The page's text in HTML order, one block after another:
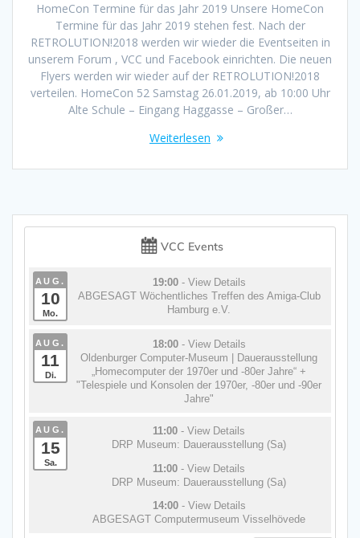
HomeCon Termine für das Jahr 2019 Unsere HomeCon
Termine für das Jahr 2019 stehen fest. Nach der
RETROLUTION!2018 werden wir wieder die Eventseiten in
unserem Forum , VCC und Facebook einrichten. Die neuen
Flyers werden wir wieder auf der RETROLUTION!2018
verteilen. HomeCon 52 Samstag 26.01.2019, ab 10:00 Uhr
Alte Schule – Eingang Haggasse – Großer…
Weiterlesen
VCC Events
AUG.
10
Mo.
19:00 - View Details
ABGESAGT Wöchentliches Treffen des Amiga-Club
Hamburg e.V.
AUG.
11
Di.
18:00 - View Details
Oldenburger Computer-Museum | Dauerausstellung
„Homecomputer der 1970er und -80er Jahre“ +
"Telespiele und Konsolen der 1970er, -80er und -90er
Jahre"
AUG.
15
Sa.
11:00 - View Details
DRP Museum: Dauerausstellung (Sa)
11:00 - View Details
DRP Museum: Dauerausstellung (Sa)
14:00 - View Details
ABGESAGT Computermuseum Visselhövede